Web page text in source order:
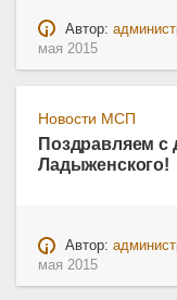
Автор:
мая 2015
Новости МСП
Поздравляем с
Ладыженского!
Автор:
мая 2015